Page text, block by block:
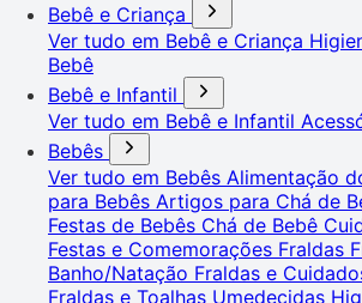
Bebê e Criança
Ver tudo em Bebê e Criança
Bebê
Bebê e Infantil
Ver tudo em Bebê e Infantil
Bebês
Ver tudo em Bebês Alimentação
para Bebês Artigos para Chá de
Festas de Bebês Chá de Bebê
Festas e Comemorações Fraldas
Banho/Natação Fraldas e
Fraldas e Toalhas Umedecidas